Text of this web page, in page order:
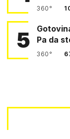
360°
5
Pa da
360°